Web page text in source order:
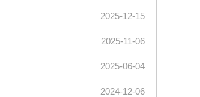
2025-12-15
2025-11-06
2025-06-04
2024-12-06